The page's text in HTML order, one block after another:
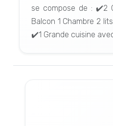
se compose de : ⁦⁦✔️2
Balcon 1 Chambre 2
⁦✔️1 Grande cuisine